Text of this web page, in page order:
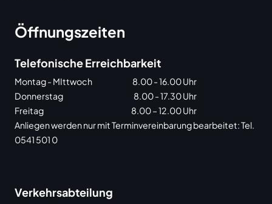
Öffnungszeiten
Telefonische Erreichbarkeit
Montag - MIttwoch
8.00 - 16.00 Uhr
Donnerstag
8.00 - 17.30 Uhr
Freitag
8.00 – 12.00 Uhr
Anliegen werden nur mit Terminvereinbarung bearbeitet: Tel.
0541 501 0
Verkehrsabteilung